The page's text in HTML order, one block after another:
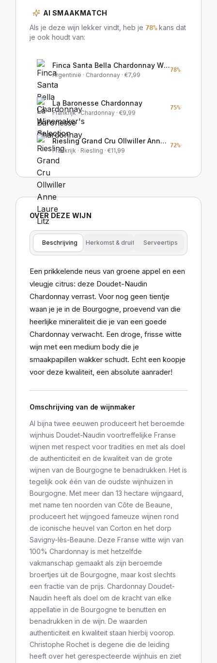
AI SMAAKMATCH
Als je deze wijn lekker vindt, heb je 78%kans dat
je ook houdt van:
Finca Santa Bella Chardonnay Winemaker's Selection
Argentinië · Chardonnay · €7,99
78%
La Baronesse Chardonnay
Frankrijk· Chardonnay · €9,99
75%
Riesling Grand Cru Ollwiller Anne Laure Litz
Frankrijk · Riesling · €11,99
72%
OVER DEZE WIJN
Beschrijving Herkomst & druif Serveertips
Een prikkelende neus van groene appel en een
vleugje citrus: deze Doudet-Naudin
Chardonnay verrast. Voor nog geen tientje
waan je je in de Bourgogne, proevend van die
heerlijke mineraliteit die je van een goede
Chardonnay verwacht. Een droge, frisse witte
wijn met een medium body die je
smaakpapillen wakker schudt. Echt een koopje
voor deze kwaliteit, een absolute aanrader!
Omschrijving van de wijnmaker
Al bijna twee eeuwen produceert het beroemde
wijnhuis Doudet-Naudin voortreffelijke Franse
wijnen met respect voor tradities en met als doel
de authenticiteit en de kwaliteit van de grote
wijnen van de Bourgogne te benadrukken. Het is
tegelijk ook één van de oudste wijnhuizen in
Bourgogne. Met meer dan 13 hectare wijngaard,
met name ten noorden van Côte de Beaune,
produceert het wijngoed fameuze wijnen rond
de iconische heuvel van Corton en het dorp
Savigny-lès-Beaune. Deze Franse witte wijn van
100% Chardonnay is met hetzelfde
vakmanschap gemaakt als zijn beroemde
broertjes uit de Bourgogne, maar kost slechts
een fractie van de prijs. Chardonnay Doudet-
Naudin heeft als doel om de kracht van elke
appellatie in de Bourgogne te benutten en
benadrukken in de wijn. De waarden
authenticiteit en kwaliteit staan hierbij voorop.
Christophe Rochet is degene die de leiding
heeft over het gerespecteerde wijnhuis en ziet